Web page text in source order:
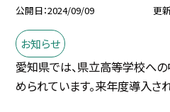
公開日 2024/09/09 更
お知らせ
愛知県では、県立高等学校へ
められています。来年度導入さ